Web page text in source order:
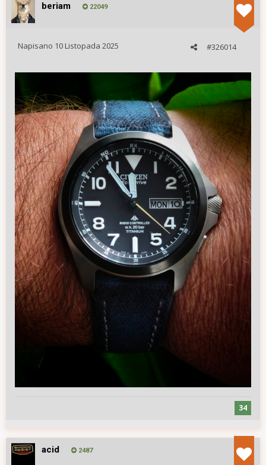
beriam 22049
#326014
Napisano 10 Listopada 2025
34
acid 2487